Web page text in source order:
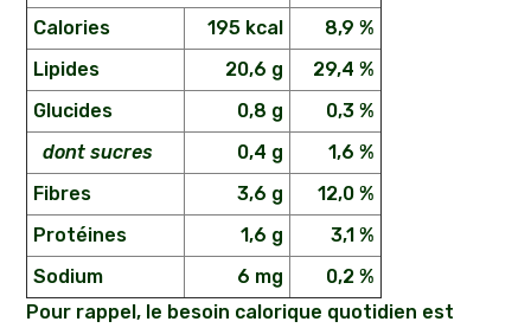
Calories
195 kcal
8,9 %
Lipides
20,6 g
29,4 %
Glucides
0,8 g
0,3 %
dont sucres
0,4 g
1,6 %
Fibres
3,6 g
12,0 %
Protéines
1,6 g
3,1 %
Sodium
6 mg
0,2 %
Pour rappel, le besoin calorique quotidien est